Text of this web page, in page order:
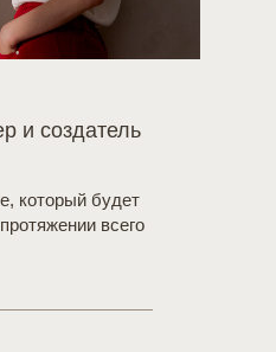
который будет
всего
и создатель
интенсивной